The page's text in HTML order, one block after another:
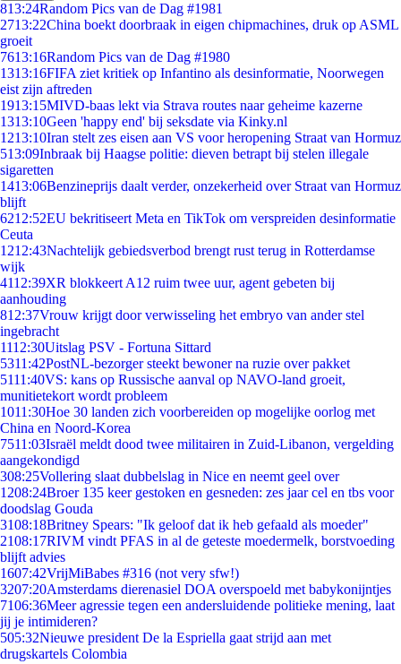
813:24Random Pics van de Dag #1981
2713:22China boekt doorbraak in eigen chipmachines, druk op ASML
groeit
7613:16Random Pics van de Dag #1980
1313:16FIFA ziet kritiek op Infantino als desinformatie, Noorwegen
eist zijn aftreden
1913:15MIVD-baas lekt via Strava routes naar geheime kazerne
1313:10Geen 'happy end' bij seksdate via Kinky.nl
1213:10Iran stelt zes eisen aan VS voor heropening Straat van Hormuz
513:09Inbraak bij Haagse politie: dieven betrapt bij stelen illegale
sigaretten
1413:06Benzineprijs daalt verder, onzekerheid over Straat van Hormuz
blijft
6212:52EU bekritiseert Meta en TikTok om verspreiden desinformatie
Ceuta
1212:43Nachtelijk gebiedsverbod brengt rust terug in Rotterdamse
wijk
4112:39XR blokkeert A12 ruim twee uur, agent gebeten bij
aanhouding
812:37Vrouw krijgt door verwisseling het embryo van ander stel
ingebracht
1112:30Uitslag PSV - Fortuna Sittard
5311:42PostNL-bezorger steekt bewoner na ruzie over pakket
5111:40VS: kans op Russische aanval op NAVO-land groeit,
munitietekort wordt probleem
1011:30Hoe 30 landen zich voorbereiden op mogelijke oorlog met
China en Noord-Korea
7511:03Israël meldt dood twee militairen in Zuid-Libanon, vergelding
aangekondigd
308:25Vollering slaat dubbelslag in Nice en neemt geel over
1208:24Broer 135 keer gestoken en gesneden: zes jaar cel en tbs voor
doodslag Gouda
3108:18Britney Spears: "Ik geloof dat ik heb gefaald als moeder"
2108:17RIVM vindt PFAS in al de geteste moedermelk, borstvoeding
blijft advies
1607:42VrijMiBabes #316 (not very sfw!)
3207:20Amsterdams dierenasiel DOA overspoeld met babykonijntjes
7106:36Meer agressie tegen een andersluidende politieke mening, laat
jij je intimideren?
505:32Nieuwe president De la Espriella gaat strijd aan met
drugskartels Colombia